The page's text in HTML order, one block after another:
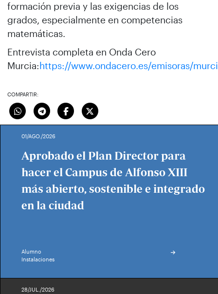
formación previa y las exigencias de los
grados, especialmente en competencias
matemáticas.
Entrevista completa en Onda Cero
Murcia:https://www.ondacero.es/emisoras/
COMPARTIR:
01/AGO./2026
Aprobado el Plan Director para
hacer el Campus de Alfonso XIII
más abierto, sostenible e integrado
en la ciudad
Alumno
Instalaciones
28/JUL./2026